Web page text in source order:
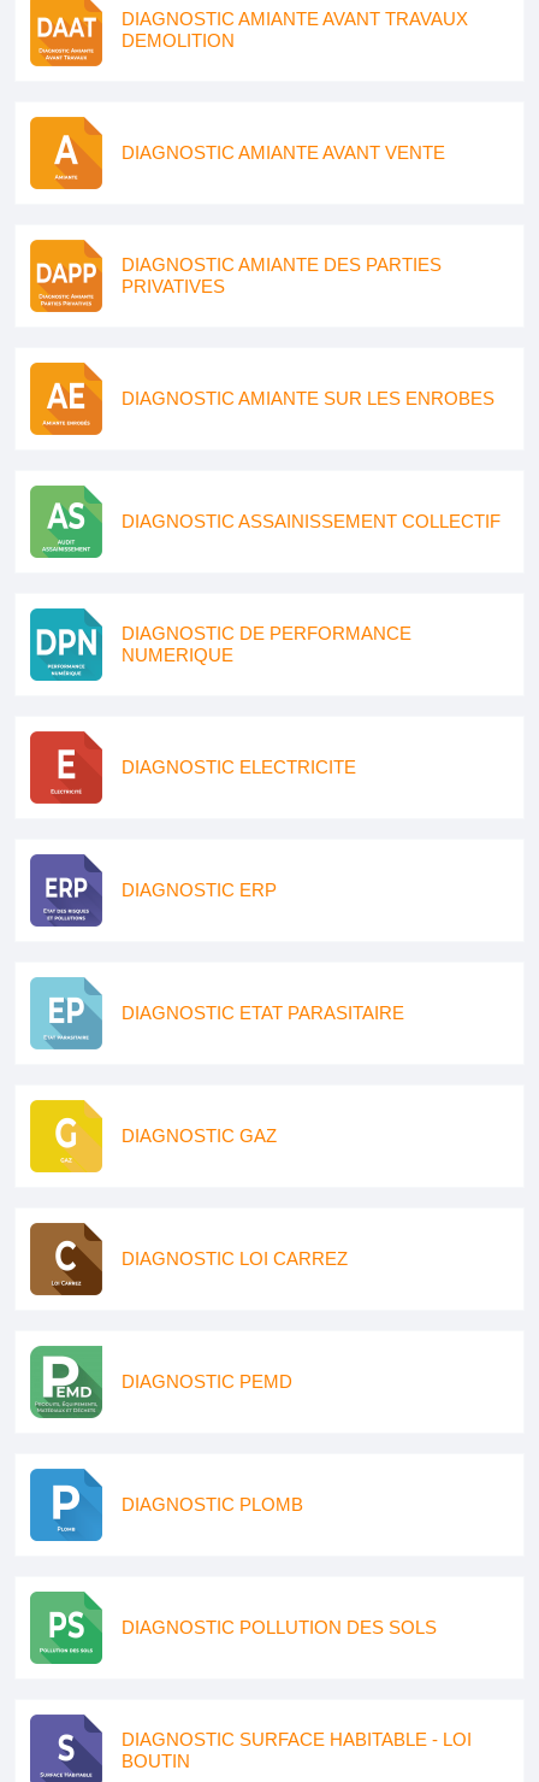
DIAGNOSTIC AMIANTE AVANT TRAVAUX
DEMOLITION
DIAGNOSTIC AMIANTE AVANT VENTE
DIAGNOSTIC AMIANTE DES PARTIES
PRIVATIVES
DIAGNOSTIC AMIANTE SUR LES ENROBES
DIAGNOSTIC ASSAINISSEMENT COLLECTIF
DIAGNOSTIC DE PERFORMANCE
NUMERIQUE
DIAGNOSTIC ELECTRICITE
DIAGNOSTIC ERP
DIAGNOSTIC ETAT PARASITAIRE
DIAGNOSTIC GAZ
DIAGNOSTIC LOI CARREZ
DIAGNOSTIC PEMD
DIAGNOSTIC PLOMB
DIAGNOSTIC POLLUTION DES SOLS
DIAGNOSTIC SURFACE HABITABLE - LOI
BOUTIN